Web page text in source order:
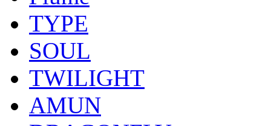
TYPE
SOUL
TWILIGHT
AMUN